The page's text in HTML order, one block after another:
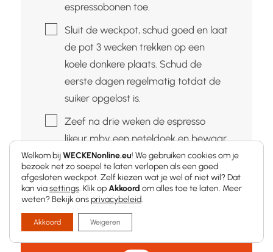
espressobonen toe.
▢Sluit de weckpot, schud goed en laat
de pot 3 wecken trekken op een
koele donkere plaats. Schud de
eerste dagen regelmatig totdat de
suiker opgelost is.
▢
Zeef na drie weken de espresso
likeur mbv een neteldoek en bewaar
de likeur in schone weckpotten of
flessen.
▢Lekker in de koffie of bv tiramisu.
Welkom bijWECKENonline.eu! We gebruiken cookies om je
bezoek net zo soepel te laten verlopen als een goed
afgesloten weckpot. Zelf kiezen wat je wel of niet wil? Dat
kan viasettings. Klik opAkkoord om alles toe te laten. Meer
weten? Bekijk onsprivacybeleid.
Akkoord Weigeren